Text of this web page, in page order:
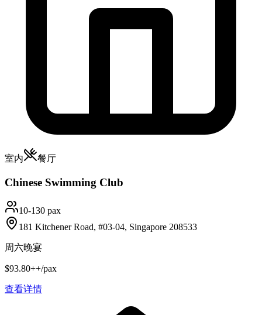
室内 餐厅
Chinese Swimming Club
10-130 pax
181 Kitchener Road, #03-04, Singapore 208533
周六晚宴
$93.80++/pax
查看详情